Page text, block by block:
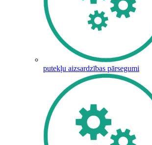
putekļu aizsardzības pārsegumi